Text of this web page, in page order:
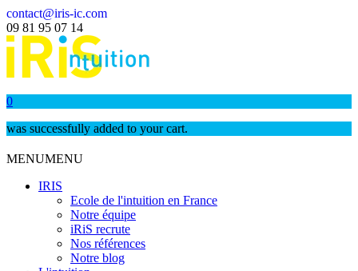
contact@iris-ic.com
09 81 95 07 14
0
was successfully added to your cart.
MENUMENU
IRIS
Ecole de l'intuition en France
Notre équipe
iRiS recrute
Nos références
Notre blog